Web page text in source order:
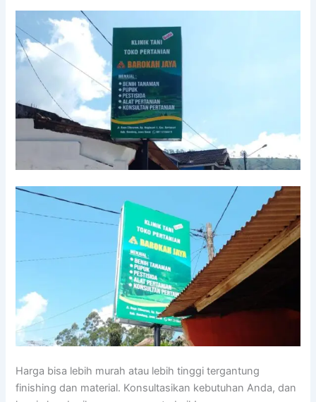
Harga bisa lebih murah atau lebih tinggi tergantung
finishing dan material. Konsultasikan kebutuhan Anda, dan